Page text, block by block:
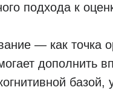
подхода к
— как точка
дополнить
базой,